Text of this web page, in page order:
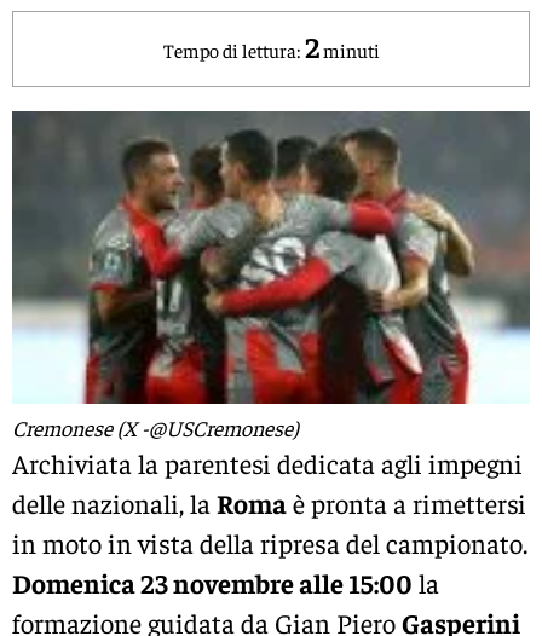
Tempo di lettura: 2minuti
Cremonese (X -@USCremonese)
Archiviata la parentesi dedicata agli impegni
delle nazionali, la Romaè pronta a rimettersi
in moto in vista della ripresa del campionato.
Domenica 23 novembre alle 15:00 la
formazione guidata da Gian PieroGasperini